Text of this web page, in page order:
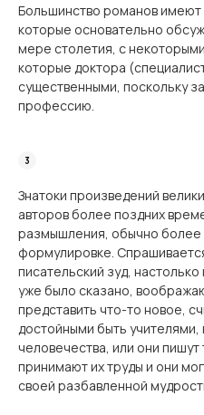
Большинство романов
которые основательно
мере столетия, с
которые доктора
существенными, поскольку
профессию.
Знатоки произведений
авторов более поздних
размышления, обычно более
формулировке.
писательский зуд,
уже было сказано,
представить что-то новое,
достойными быть учителями,
человечества, или они
принимают их труды и они
своей разбавленной